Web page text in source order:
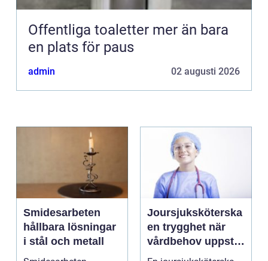
Offentliga toaletter mer än bara
en plats för paus
admin 02 augusti 2026
Smidesarbeten
hållbara lösningar
i stål och metall
Joursjuksköterska
en trygghet när
vårdbehov uppstår
dygnet runt